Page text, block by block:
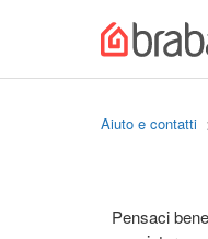
Aiuto e contatti
Pensaci